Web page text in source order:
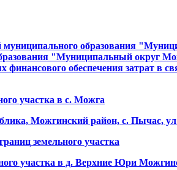
образования
"Муниципальный округ
обеспечения затрат в
участка в с. Можга
Можгинский район, с. Пычас,
земельного участка
участка в д. Верхние Юри